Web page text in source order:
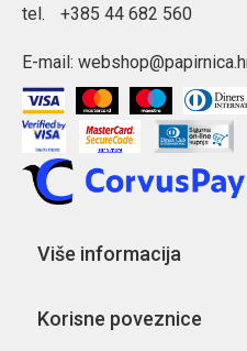
tel. +385 44 682 560
E-mail:
Više informacija
Korisne poveznice